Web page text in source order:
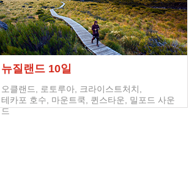
뉴질랜드 10일
오클랜드, 로토루아, 크라이스트처치,
테카포 호수, 마운트쿡, 퀸스타운, 밀포드 사운
드